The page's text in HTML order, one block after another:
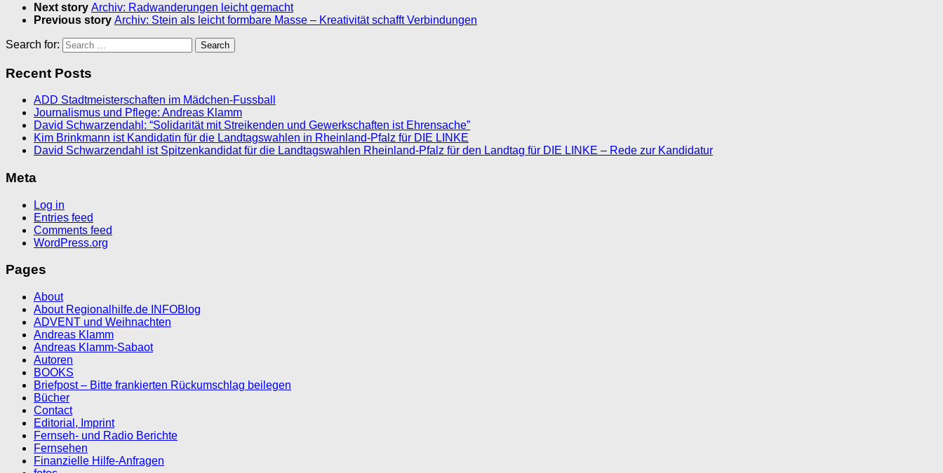
Next story Archiv: Radwanderungen leicht gemacht
Previous story Archiv: Stein als leicht formbare Masse – Kreativität schafft Verbindungen
Search for:
Recent Posts
ADD Stadtmeisterschaften im Mädchen-Fussball
Journalismus und Pflege: Andreas Klamm
David Schwarzendahl: “Solidarität mit Streikenden und Gewerkschaften ist Ehrensache”
Kim Brinkmann ist Kandidatin für die Landtagswahlen in Rheinland-Pfalz für DIE LINKE
David Schwarzendahl ist Spitzenkandidat für die Landtagswahlen Rheinland-Pfalz für den Landtag für DIE LINKE – Rede zur Kandidatur
Meta
Log in
Entries feed
Comments feed
WordPress.org
Pages
About
About Regionalhilfe.de INFOBlog
ADVENT und Weihnachten
Andreas Klamm
Andreas Klamm-Sabaot
Autoren
BOOKS
Briefpost – Bitte frankierten Rückumschlag beilegen
Bücher
Contact
Editorial, Imprint
Fernseh- und Radio Berichte
Fernsehen
Finanzielle Hilfe-Anfragen